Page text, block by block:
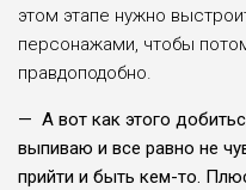
этом этапе нужно
персонажами, чтобы
правдоподобно.
— А вот как этого
выпиваю и все равно не
прийти и быть кем-то.